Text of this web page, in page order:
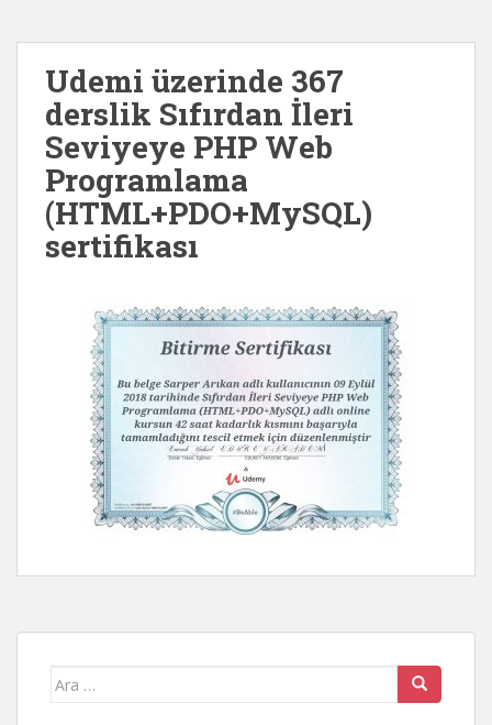
Udemi üzerinde 367
derslik Sıfırdan İleri
Seviyeye PHP Web
Programlama
(HTML+PDO+MySQL)
sertifikası
Arama